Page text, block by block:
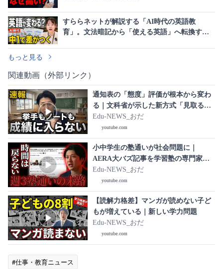
すららネットが解説する「AI時代の英語教
育」。文法暗記から「使える英語」へ転換する
もっと見る
関連動画（外部リンク）
通知表の「態度」評価が根本から変わ
る｜文科省が示した新方式「見取る
姿」とは｜教育課程部会 総則・評価特
別部会（第7回）
Edu-NEWS_おだ
youtube.com
小中学生の塾通いが社会問題に｜
AERA大バズ記事を学習塾の専門家が
徹底分析
Edu-NEWS_おだ
youtube.com
【読解力格差】マンガが読めない子ど
もが増えている｜新しい学力問題
Edu-NEWS_おだ
youtube.com
#仕事・教育ニュース